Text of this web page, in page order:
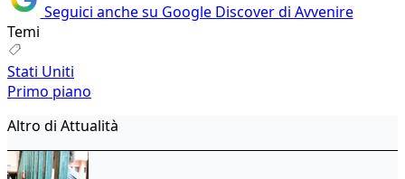
Seguici anche su Google Discover di Avvenire
Temi
Stati Uniti
Primo piano
Altro di Attualità